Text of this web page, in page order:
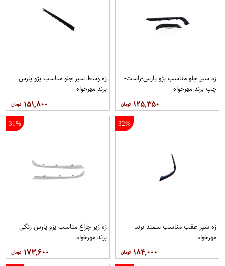
زه سپر جلو مناسب پژو پارس-راست-
چپ برند مهرخواه
۱۲۵,۳۵۰
زه وسط سپر جلو مناسب پژو پارس
برند مهرخواه
۱۵۱,۸۰۰
32%
زه سپر عقب مناسب سمند برند
مهرخواه
۱۸۴,۰۰۰
31%
زه زیر چراغ مناسب پژو پارس رنگی
برند مهرخواه
۱۷۳,۶۰۰